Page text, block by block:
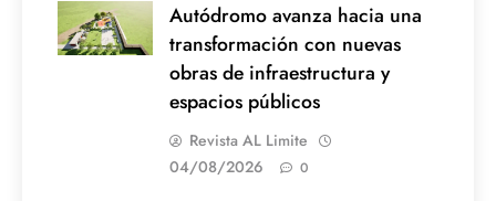
Autódromo avanza hacia una
transformación con nuevas
obras de infraestructura y
espacios públicos
Revista AL Limite
04/08/2026
0